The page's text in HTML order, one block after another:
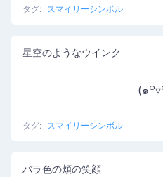
タグ: スマイリーシンボル
星空のようなウインク
(๑
タグ: スマイリーシンボル
バラ色の頬の笑顔